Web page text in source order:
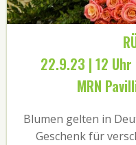
22.9.23 | 12
MRN
Blumen gelten in
Geschenk für